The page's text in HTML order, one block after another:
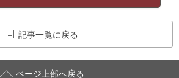
記事一覧に戻る
ページ上部へ戻る